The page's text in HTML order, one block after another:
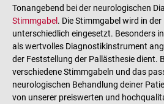
Tonangebend bei der neurologischen
Stimmgabel. Die Stimmgabel wird in
unterschiedlich eingesetzt. Besonders
als wertvolles Diagnostikinstrument
der Feststellung der Pallästhesie dient.
verschiedene Stimmgabeln und das
neurologischen Behandlung deiner
von unserer preiswerten und